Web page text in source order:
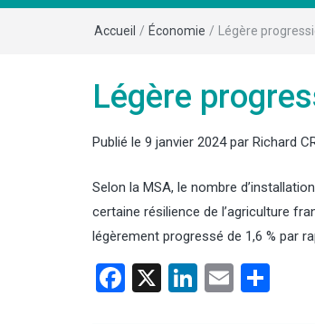
Accueil / Économie / Légère
Légère
Publié le 9 janvier 2024par Richard
Selon la MSA, le nombre
certaine résilience de l’agriculture
légèrement progressé de 1,6 % par
Facebook
X LinkedIn
Email